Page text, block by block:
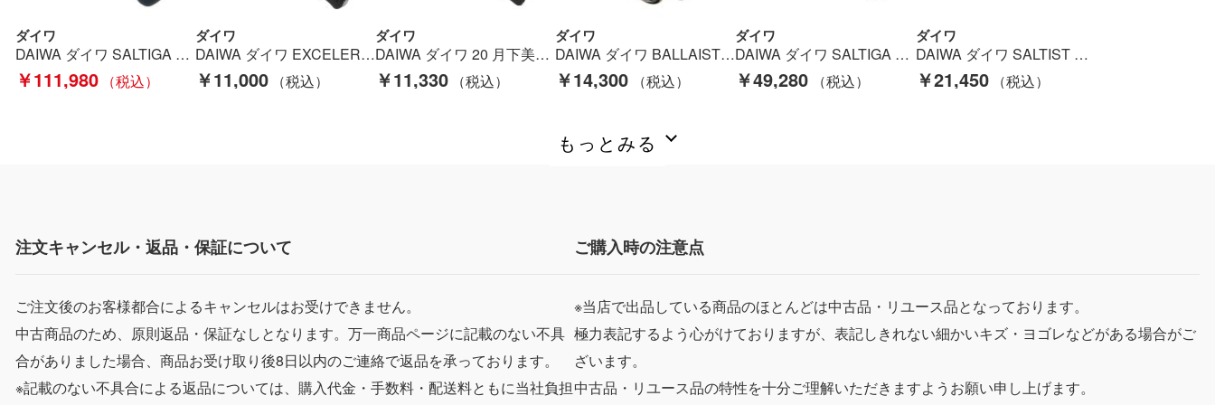
ダイワ
DAIWA ダイワ SALTIGA 20ソルティガ20000-H 309516 スピニングリール Cランク
￥111,980
ダイワ
DAIWA ダイワ EXCELER 17 エクセラー 2004H スピニングリール 059801 未使用品 Sランク
￥11,000
ダイワ
DAIWA ダイワ 20 月下美人 X LT2000S スピニングリール 088919 現状渡し Cランク
￥11,330
ダイワ
DAIWA ダイワ BALLAISTIC 19 バリスティック LT4000-C 065120 スピニングリール Bランク
￥14,300
ダイワ
DAIWA ダイワ SALTIGA 15 ソルティガ 6500H スピニングリール 059561 ジャンク品 Dランク
￥49,280
ダイワ
DAIWA ダイワ SALTIST ソルティスト TW PE SP 8.1 ベイトリール Bランク
￥21,450
もっとみる
注文キャンセル・返品・保証について
ご注文後のお客様都合によるキャンセルはお受けできません。
中古商品のため、原則返品・保証なしとなります。万一商品ページに記載のない不具
合がありました場合、商品お受け取り後8日以内のご連絡で返品を承っております。
※記載のない不具合による返品については、購入代金・手数料・配送料ともに当社負担
ご購入時の注意点
※当店で出品している商品のほとんどは中古品・リユース品となっております。
極力表記するよう心がけておりますが、表記しきれない細かいキズ・ヨゴレなどがある場合がご
ざいます。
中古品・リユース品の特性を十分ご理解いただきますようお願い申し上げます。